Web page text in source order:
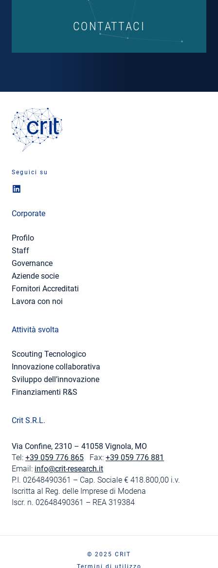
CONTATTACI
Seguici su
Corporate
Profilo
Staff
Governance
Aziende socie
Fornitori Accreditati
Lavora con noi
Attività svolta
Scouting Tecnologico
Innovazione collaborativa
Sviluppo dell’innovazione
Finanziamenti R&S
Crit S.R.L.
Via Confine, 2310 – 41058 Vignola, MO
Tel: +39 059 776 865 Fax: +39 059 776 881
Email: info@crit-research.it
P.I. 02648490361 – Cap. Sociale € 418.800,00 i.v.
Iscritta al Reg. delle Imprese di Modena
Iscr. n. 02648490361 – REA 319384
© 2025 CRIT
Termini di utilizzo